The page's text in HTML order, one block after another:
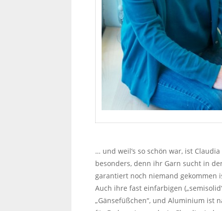
… und weil’s so schön war, ist
besonders, denn ihr Garn sucht in
garantiert noch niemand gekommen
Auch ihre fast einfarbigen
„Gänsefüßchen“, und Aluminium ist